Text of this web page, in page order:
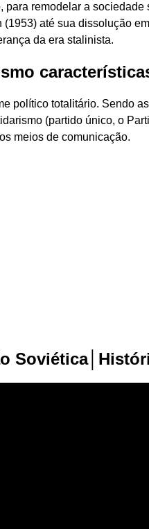
para remodelar a sociedade
(1953) até sua dissolução
da era stalinista.
político totalitário. Sendo
(partido único, o
meios de comunicação.